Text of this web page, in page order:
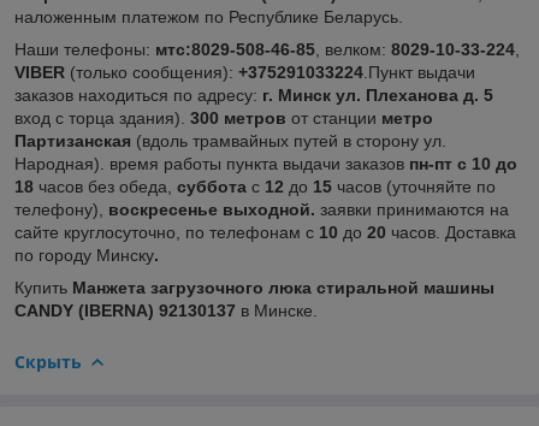
наложенным платежом по Республике Беларусь.
Наши телефоны: мтс:8029-508-46-85 , велком: 8029-10-33-224
VIBER (только сообщения): +375291033224 .Пункт выдачи
заказов находиться по адресу: г. Минск ул. Плеханова д. 5
вход с торца здания). 300 метров от станции метро
Партизанская (вдоль трамвайных путей в сторону ул.
Народная). время работы пункта выдачи заказов пн-пт с 10 до
18 часов без обеда, суббота с 12 до 15 часов (уточняйте по
телефону), воскресенье выходной. заявки принимаются на
сайте круглосуточно, по телефонам с 10 до 20 часов. Доставка
по городу Минску.
Купить Манжета загрузочного люка стиральной машины
CANDY (IBERNA) 92130137 в Минске.
Скрыть